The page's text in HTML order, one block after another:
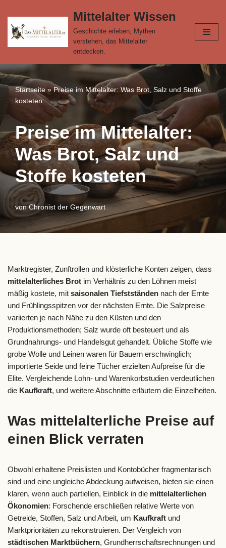
Zum
Inhalt
Mittelalter Wissen
Geschichte erleben, Mythen
verstehen, das Mittelalter
entdecken.
Startseite »Preise im Mittelalter: Was Brot, Salz und Stoffe
kosteten
Preise im Mittelalter:
Was Brot, Salz und
Stoffe kosteten
vonChronist der Gegenwart
Marktregister, Zunftrollen und klösterliche Konten zeigen, dass
mittelalterliches Brot im Verhältnis zu den Löhnen meist
mäßig kostete, mit saisonalen Tiefstständen nach der Ernte
und Frühlingsspitzen vor der nächsten Ernte. Die Salzpreise
variierten je nach Nähe zu den Küsten und den
Produktionsmethoden; Salz wurde oft besteuert und als
Grundnahrungs- und Handelsgut gehandelt. Übliche Stoffe wie
grobe Wolle und Leinen waren für Bauern erschwinglich;
importierte Seide und feine Tücher erzielten Aufpreise für die
Elite. Vergleichende Lohn- und Warenkorbstudien verdeutlichen
die Kaufkraft, und weitere Abschnitte erläutern die Einzelheiten.
Was mittelalterliche Preise auf
einen Blick verraten
Obwohl erhaltene Preislisten und Kontobücher fragmentarisch
sind und eine ungleiche Abdeckung aufweisen, bieten sie einen
klaren, wenn auch partiellen, Einblick in die mittelalterlichen
Ökonomien: Forschende erschließen relative Werte von
Getreide, Stoffen, Salz und Arbeit, um Kaufkraft und
Marktprioritäten zu rekonstruieren. Der Vergleich von
städtischen Marktbüchern, Grundherrschaftsrechnungen und